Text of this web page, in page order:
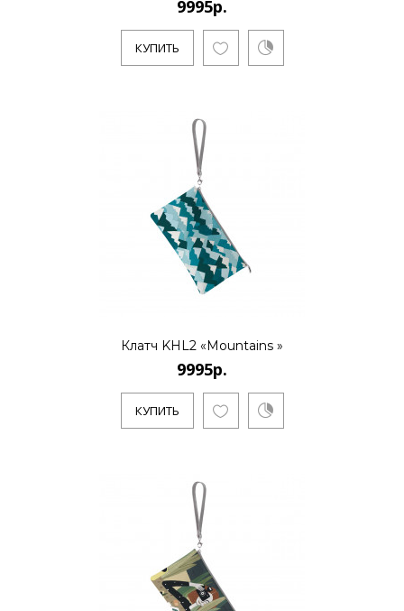
9995р.
КУПИТЬ
Клатч KHL2 «Mountains »
9995р.
КУПИТЬ